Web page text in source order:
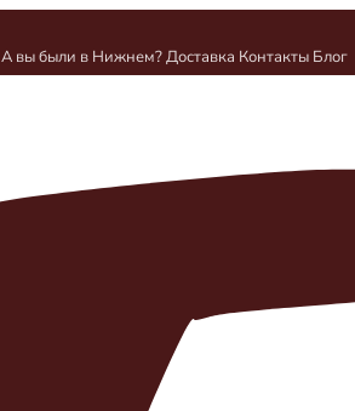
А вы были в Нижнем?Доставка Контакты Блог